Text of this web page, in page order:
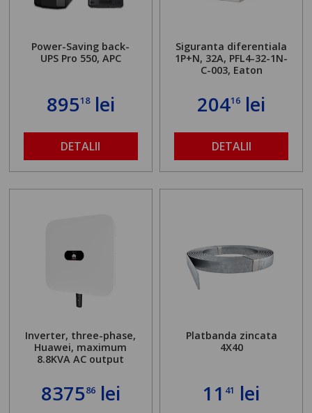
Power-Saving back-
UPS Pro 550, APC
89518lei
DETALII
Siguranta diferentiala
1P+N, 32A, PFL4-32-1N-
C-003, Eaton
20416 lei
DETALII
Inverter, three-phase,
Huawei, maximum
8.8KVA AC output
837586lei
Platbanda zincata
4X40
11 41 lei